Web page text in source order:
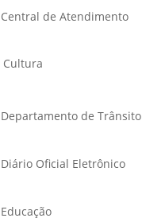
Central de Atendimento
Cultura
Departamento de Trânsito
Diário Oficial Eletrônico
Educação